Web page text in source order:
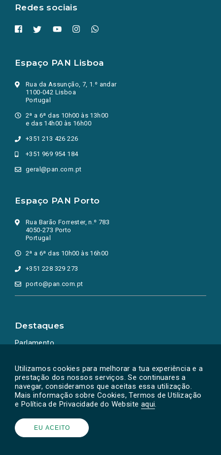
Utilizamos cookies para melhorar a tua experiência e a
prestação dos nossos serviços. Se continuares a
navegar, consideramos que aceitas essa utilização.
Mais informação sobre Cookies, Termos de Utilização
e Política de Privacidade do Website aqui.
EU ACEITO
Redes sociais
Espaço PAN Lisboa
Rua da Assunção, 7, 1.º andar
1100-042 Lisboa
Portugal
2ª a 6ª das 10h00 às 13h00
e das 14h00 às 16h00
+351 213 426 226
+351 969 954 184
geral@pan.com.pt
Espaço PAN Porto
Rua Barão Forrester, n.º 783
4050-273 Porto
Portugal
2ª a 6ª das 10h00 às 16h00
+351 228 329 273
porto@pan.com.pt
Destaques
Parlamento
Powered by © PAN 2026